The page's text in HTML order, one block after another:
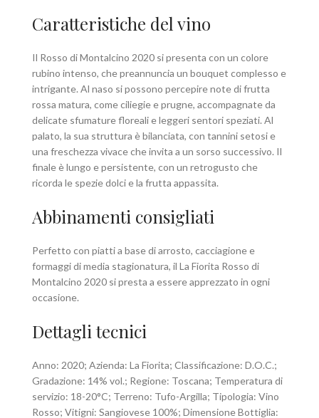
Caratteristiche del vino
Il Rosso di Montalcino 2020 si presenta con un colore
rubino intenso, che preannuncia un bouquet complesso e
intrigante. Al naso si possono percepire note di frutta
rossa matura, come ciliegie e prugne, accompagnate da
delicate sfumature floreali e leggeri sentori speziati. Al
palato, la sua struttura è bilanciata, con tannini setosi e
una freschezza vivace che invita a un sorso successivo. Il
finale è lungo e persistente, con un retrogusto che
ricorda le spezie dolci e la frutta appassita.
Abbinamenti consigliati
Perfetto con piatti a base di arrosto, cacciagione e
formaggi di media stagionatura, il La Fiorita Rosso di
Montalcino 2020 si presta a essere apprezzato in ogni
occasione.
Dettagli tecnici
Anno: 2020; Azienda: La Fiorita; Classificazione: D.O.C.;
Gradazione: 14% vol.; Regione: Toscana; Temperatura di
servizio: 18-20°C; Terreno: Tufo-Argilla; Tipologia: Vino
Rosso; Vitigni: Sangiovese 100%; Dimensione Bottiglia: